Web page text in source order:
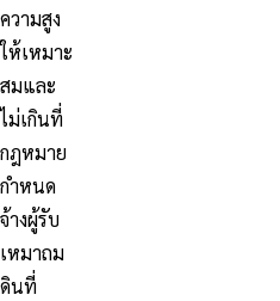
ความสูง
ให้เหมาะ
สมและ
ไม่เกินที่
กฎหมาย
กำหนด
จ้างผู้รับ
เหมาถม
ดินที่